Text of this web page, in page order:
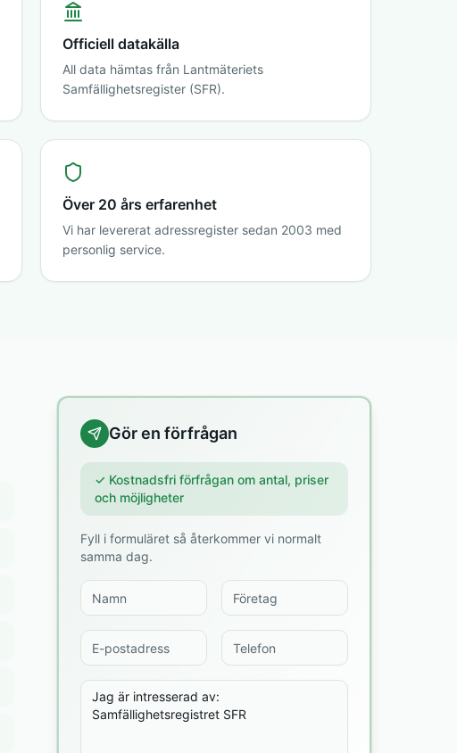
Officiell datakälla
All data hämtas från Lantmäteriets
Samfällighetsregister (SFR).
Över 20 års erfarenhet
Vi har levererat adressregister sedan 2003 med
personlig service.
Gör en förfrågan
✓ Kostnadsfri förfrågan om antal, priser
och möjligheter
Fyll i formuläret så återkommer vi normalt
samma dag.